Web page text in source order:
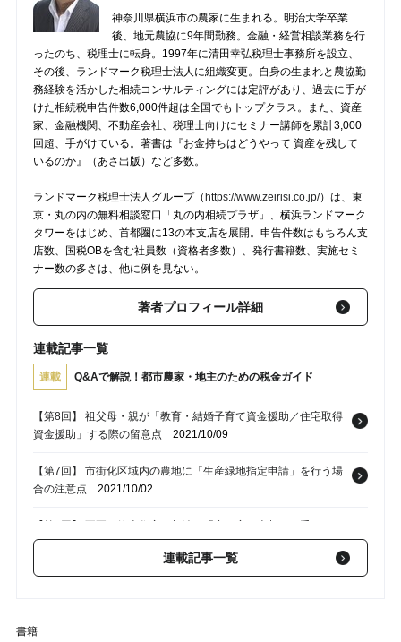
神奈川県横浜市の農家に生まれる。明治大学卒業
後、地元農協に9年間勤務。金融・経営相談業務を行
ったのち、税理士に転身。1997年に清田幸弘税理士事務所を設立、
その後、ランドマーク税理士法人に組織変更。自身の生まれと農協勤
務経験を活かした相続コンサルティングには定評があり、過去に手が
けた相続税申告件数6,000件超は全国でもトップクラス。また、資産
家、金融機関、不動産会社、税理士向けにセミナー講師を累計3,000
回超、手がけている。著書は『お金持ちはどうやって 資産を残して
いるのか』（あさ出版）など多数。
ランドマーク税理士法人グループ（ https://www.zeirisi.co.jp/）は、東
京・丸の内の無料相談窓口「丸の内相続プラザ」、横浜ランドマーク
タワーをはじめ、首都圏に13の本支店を展開。申告件数はもちろん支
店数、国税OBを含む社員数（資格者多数）、発行書籍数、実施セミ
ナー数の多さは、他に例を見ない。
著者プロフィール詳細
連載記事一覧
連載 Q&Aで解説！都市農家・地主のための税金ガイド
【第8回】 祖父母・親が「教育・結婚子育て資金援助／住宅取得
資金援助」する際の留意点 2021/10/09
【第7回】 市街化区域内の農地に「生産緑地指定申請」を行う場
合の注意点 2021/10/02
る特例あり2021/09/18
【第5回】 老朽化したアパートを取り壊し、自宅を建てる場合の
【第3回】 父親の所有地、子がタダで借りて駐車場経営…不動産
連載記事一覧
書籍